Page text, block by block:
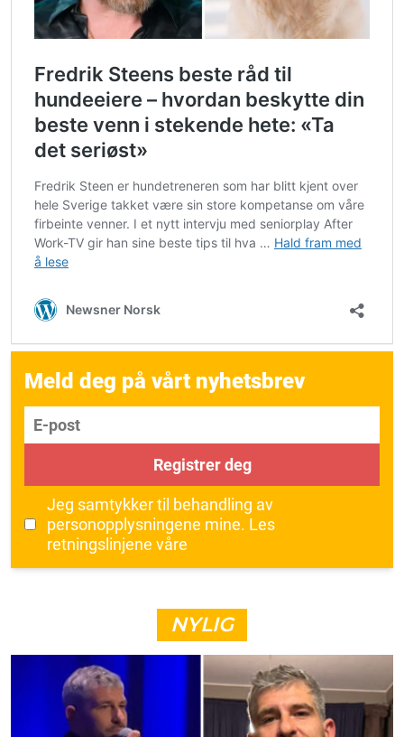
Meld deg på vårt nyhetsbrev
E-post
Registrer deg
Jeg samtykker til behandling av
personopplysningene mine. Les
retningslinjene våre
NYLIG